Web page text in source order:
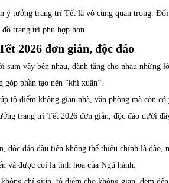
ý tưởng trang trí Tết là vô cùng quan trọng.
trang trí phù hợp hơn.
2026 đơn giản, độc đáo
sum vầy bên nhau, dành tặng cho nhau những
phần tạo nên “khí xuân”.
tô điểm không gian nhà, văn phòng mà còn
trang trí Tết 2026 đơn giản, độc đáo dưới
độc đáo đầu tiên không thể thiếu chính là đào,
và được coi là tinh hoa của Ngũ hành.